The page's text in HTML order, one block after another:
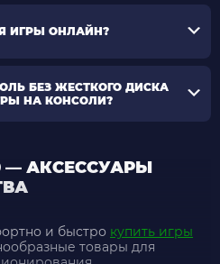
ИГРЫ ОНЛАЙН?
БЕЗ ЖЕСТКОГО ДИСКА
НА КОНСОЛИ?
— АКСЕССУАРЫ
и быстро купить игры
товары для